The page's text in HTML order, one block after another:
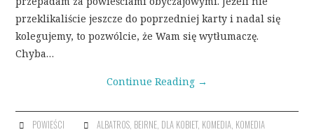
przeklikaliście jeszcze do poprzedniej karty i nadal się
kolegujemy, to pozwólcie, że Wam się wytłumaczę.
Chyba…
Continue Reading →
POWIEŚCI ALBATROS, BEIRNE, DLA KOBIET, KOMEDIA, KOMEDIA